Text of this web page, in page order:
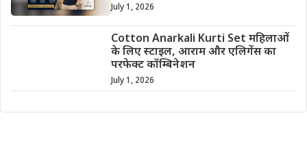
July 1, 2026
Cotton Anarkali Kurti Set महिलाओं
के लिए स्टाइल, आराम और एलिगेंस का
परफेक्ट कॉम्बिनेशन
July 1, 2026